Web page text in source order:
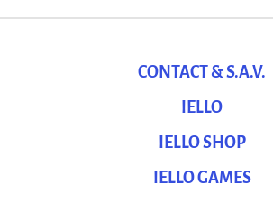
CONTACT & S.A.V.
IELLO
IELLO SHOP
IELLO GAMES